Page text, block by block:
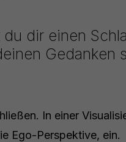
dir einen
Gedanken
In einer
Ego-Perspektive, ein.